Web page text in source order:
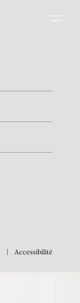
Accessibilité